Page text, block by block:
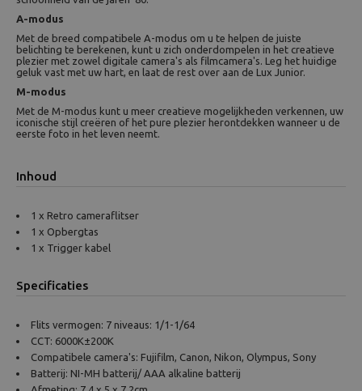
A-modus
Met de breed compatibele A-modus om u te helpen de juiste
belichting te berekenen, kunt u zich onderdompelen in het creatieve
plezier met zowel digitale camera's als filmcamera's. Leg het huidige
geluk vast met uw hart, en laat de rest over aan de Lux Junior.
M-modus
Met de M-modus kunt u meer creatieve mogelijkheden verkennen, uw
iconische stijl creëren of het pure plezier herontdekken wanneer u de
eerste foto in het leven neemt.
Inhoud
1 x Retro cameraflitser
1 x Opbergtas
1 x Trigger kabel
Specificaties
Flits vermogen: 7 niveaus: 1/1-1/64
CCT: 6000K±200K
Compatibele camera's: Fujifilm, Canon, Nikon, Olympus, Sony
Batterij: NI-MH batterij/ AAA alkaline batterij